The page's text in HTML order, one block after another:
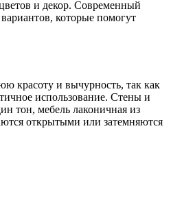
и декор. Современный
вариантов, которые помогут
красоту и вычурность, так как
использование. Стены и
тон, мебель лаконичная из
открытыми или затемняются